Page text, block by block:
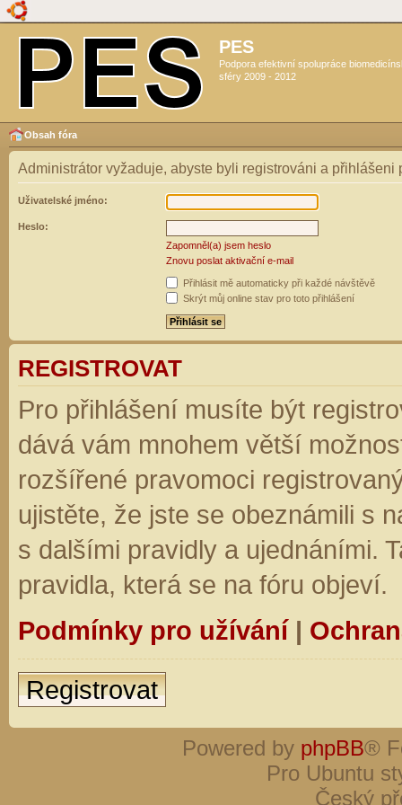
PES
Podpora efektivní spolupráce
sféry 2009 - 2012
Obsah fóra
Administrátor vyžaduje, abyste byli registrováni a přihlášeni
Uživatelské jméno:
Heslo:
Zapomněl(a) jsem heslo
Znovu poslat aktivační e-mail
Přihlásit mě automaticky při každé návštěvě
Skrýt můj online stav pro toto přihlášení
REGISTROVAT
Pro přihlášení musíte být
dává vám mnohem větší
rozšířené pravomoci
ujistěte, že jste se obeznámili s
s dalšími pravidly a ujednáními.
pravidla, která se na fóru objeví.
Podmínky pro užívání|
Registrovat
Powered by phpBB®
Pro Ubuntu
Český